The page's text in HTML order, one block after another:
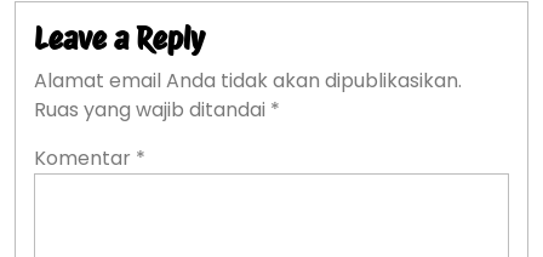
Leave a Reply
Alamat email Anda tidak akan dipublikasikan.
Ruas yang wajib ditandai *
Komentar *